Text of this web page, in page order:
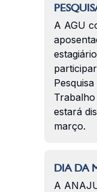
A AGU
estará
março.
DIA DA
A